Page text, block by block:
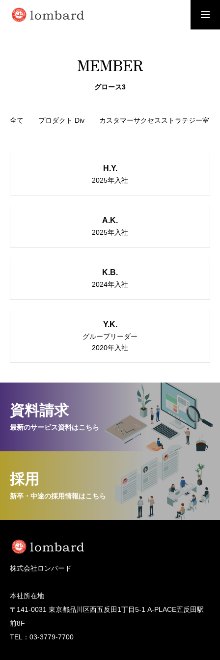
WHO WE ARE
お客様から「選ばれる」会社に
価値を創造し、価値を高め、価値を提供する
RECRUIT
事業拡大に伴い新たなメンバーを募集いたします
MEMBER
ロンバードのさまざまな「わたし」を紹介
MEMBER
グロース3
全て プロダクト Div カスタマーサクセスストラテジー室
H.Y.
2025年入社
A.K.
2025年入社
K.B.
2024年入社
Y.K.
グループリーダー
2020年入社
資料請求
最新のサービス資料はこちら
採用
新卒・中途の採用情報はこちら
株式会社ロンバード
本社所在地
〒141-0031 東京都品川区西五反田1丁目5-1 A-PLACE五反田駅
前8F
TEL：03-3779-7700